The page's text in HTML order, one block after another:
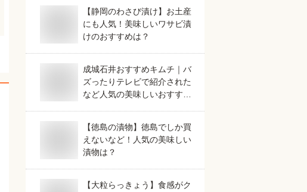
【静岡のわさび漬け】お土産
にも人気！美味しいワサビ漬
けのおすすめは？
成城石井おすすめキムチ｜バ
ズったりテレビで紹介された
など人気の美味しいおすすめ
【徳島の漬物】徳島でしか買
えないなど！人気の美味しい
漬物は？
【大粒らっきょう】食感がク